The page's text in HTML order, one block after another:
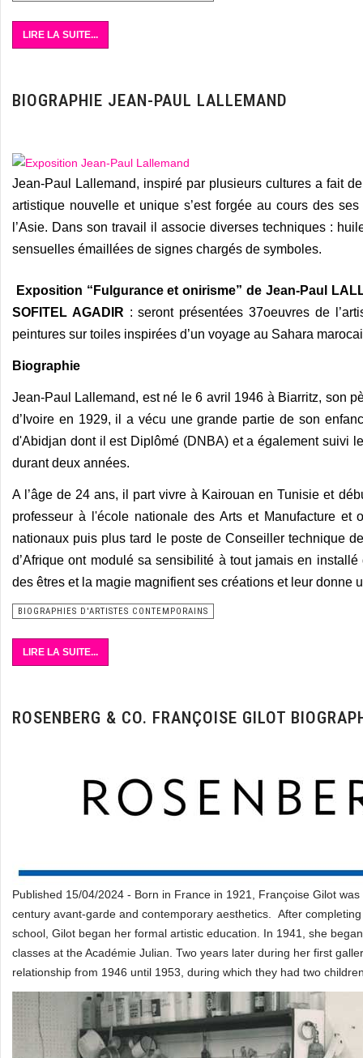
LIRE LA SUITE...
BIOGRAPHIE JEAN-PAUL LALLEMAND
Jean-Paul Lallemand, inspiré par plusieurs cultures a fait
artistique nouvelle et unique s’est forgée au cours des
l’Asie. Dans son travail il associe diverses techniques :
sensuelles émaillées de signes chargés de symboles.
Exposition “Fulgurance et onirisme” de Jean-Paul
SOFITEL AGADIR : seront présentées 37oeuvres de
peintures sur toiles inspirées d’un voyage au Sahara
Biographie
Jean-Paul Lallemand, est né le 6 avril 1946 à Biarritz, son
d’Ivoire en 1929, il a vécu une grande partie de son
d'Abidjan dont il est Diplômé (DNBA) et a également suivi
durant deux années.
A l’âge de 24 ans, il part vivre à Kairouan en Tunisie et
professeur à l'école nationale des Arts et Manufacture
nationaux puis plus tard le poste de Conseiller technique
d’Afrique ont modulé sa sensibilité à tout jamais en
des êtres et la magie magnifient ses créations et leur donne
BIOGRAPHIES D'ARTISTES CONTEMPORAINS
LIRE LA SUITE...
ROSENBERG & CO. FRANÇOISE GILOT
Published 15/04/2024 - Born in France in 1921, Françoise Gilot
century avant-garde and contemporary aesthetics. After
school, Gilot began her formal artistic education. In 1941, she
classes at the Académie Julian. Two years later during her first
relationship from 1946 until 1953, during which they had two